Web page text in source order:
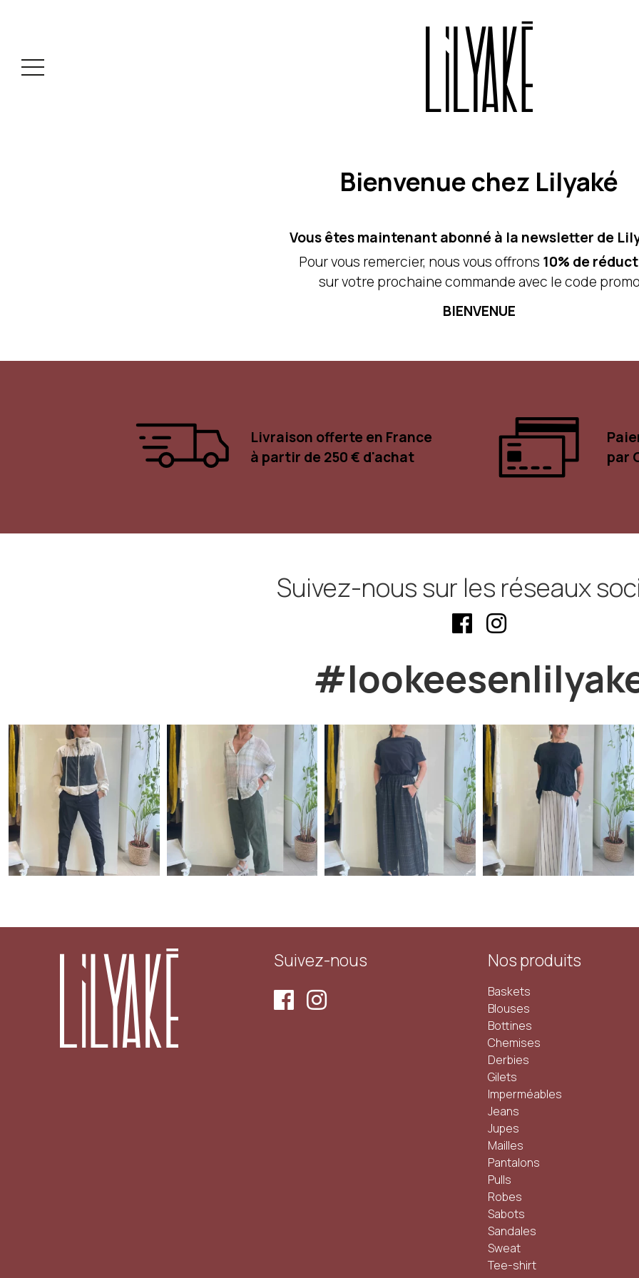
Bienvenue chez Lilyaké
Vous êtes maintenant abonné à la newsletter de
Pour vous remercier, nous vous offrons 10% de
sur votre prochaine commande avec le code
BIENVENUE
Livraison offerte en France
à partir de 250 € d'achat
par
Suivez-nous sur les réseaux
Suivez-nous Nos produits
Baskets
Blouses
Bottines
Chemises
Derbies
Gilets
Imperméables
Jeans
Jupes
Mailles
Pantalons
Pulls
Robes
Sabots
Sandales
Sweat
Tee-shirt